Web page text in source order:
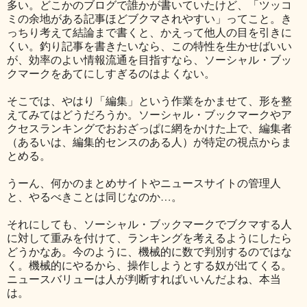
多い。どこかのブログで誰かが書いていたけど、「ツッコ
ミの余地がある記事ほどブクマされやすい」ってこと。き
っちり考えて結論まで書くと、かえって他人の目を引きに
くい。釣り記事を書きたいなら、この特性を生かせばいい
が、効率のよい情報流通を目指すなら、ソーシャル・ブッ
クマークをあてにしすぎるのはよくない。
そこでは、やはり「編集」という作業をかませて、形を整
えてみてはどうだろうか。ソーシャル・ブックマークやア
クセスランキングでおおざっぱに網をかけた上で、編集者
（あるいは、編集的センスのある人）が特定の視点からま
とめる。
うーん、何かのまとめサイトやニュースサイトの管理人
と、やるべきことは同じなのか…。
それにしても、ソーシャル・ブックマークでブクマする人
に対して重みを付けて、ランキングを考えるようにしたら
どうかなあ。今のように、機械的に数で判別するのではな
く。機械的にやるから、操作しようとする奴が出てくる。
ニュースバリューは人が判断すればいいんだよね、本当
は。